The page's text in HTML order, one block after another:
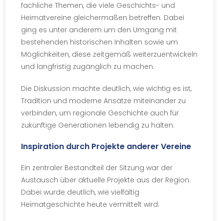
fachliche Themen, die viele Geschichts- und
Heimatvereine gleichermaßen betreffen. Dabei
ging es unter anderem um den Umgang mit
bestehenden historischen Inhalten sowie um
Möglichkeiten, diese zeitgemäß weiterzuentwickeln
und langfristig zugänglich zu machen.
Die Diskussion machte deutlich, wie wichtig es ist,
Tradition und moderne Ansätze miteinander zu
verbinden, um regionale Geschichte auch für
zukünftige Generationen lebendig zu halten.
Inspiration durch Projekte anderer Vereine
Ein zentraler Bestandteil der Sitzung war der
Austausch über aktuelle Projekte aus der Region.
Dabei wurde deutlich, wie vielfältig
Heimatgeschichte heute vermittelt wird: